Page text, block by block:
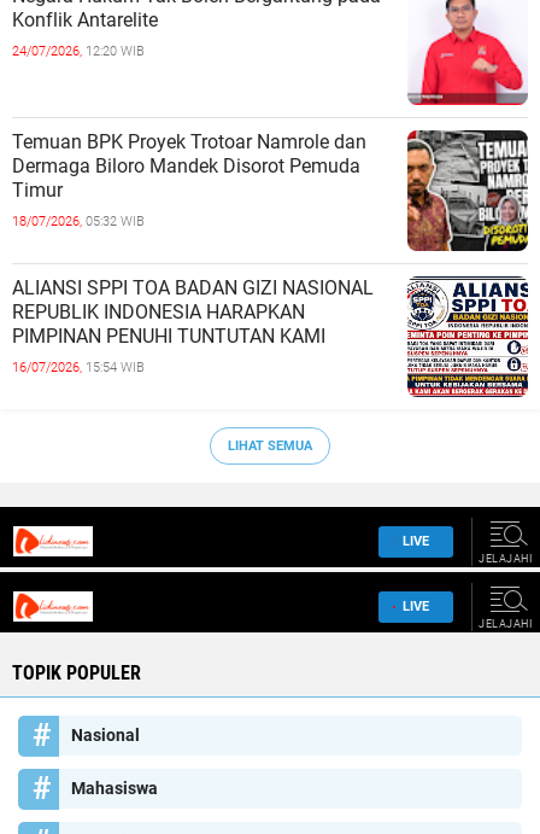
Konflik Antarelite
24/07/2026, 12:20 WIB
Temuan BPK Proyek Trotoar Namrole dan
Dermaga Biloro Mandek Disorot Pemuda
Timur
18/07/2026, 05:32 WIB
ALIANSI SPPI TOA BADAN GIZI NASIONAL
REPUBLIK INDONESIA HARAPKAN
PIMPINAN PENUHI TUNTUTAN KAMI
16/07/2026, 15:54 WIB
LIHAT SEMUA
TOPIK POPULER
Nasional
Mahasiswa